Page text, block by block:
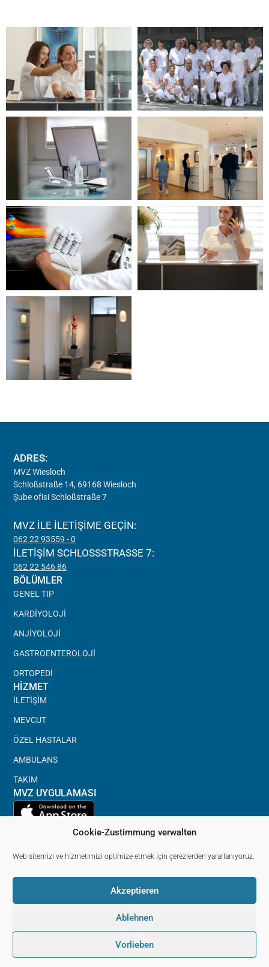
Cookie-Zustimmung verwalten
Web sitemizi ve hizmetimizi optimize etmek için çerezlerden yararlanıyoruz.
Akzeptieren
Ablehnen
Vorlieben
ADRES:
MVZ Wiesloch
Schloßstraße 14, 69168 Wiesloch
Şube ofisi Schloßstraße 7
MVZ ILE ILETIŞIME GEÇIN:
062 22 93559 - 0
İLETIŞIM SCHLOSSSTRASSE 7:
062 22 546 86
BÖLÜMLER
GENEL TIP
KARDIYOLOJI
ANJIYOLOJI
GASTROENTEROLOJI
ORTOPEDI
HIZMET
İLETIŞIM
MEVCUT
ÖZEL HASTALAR
AMBULANS
TAKIM
MVZ UYGULAMASI
© 2026 MVZ Wiesloch. Tüm hakları saklıdır.